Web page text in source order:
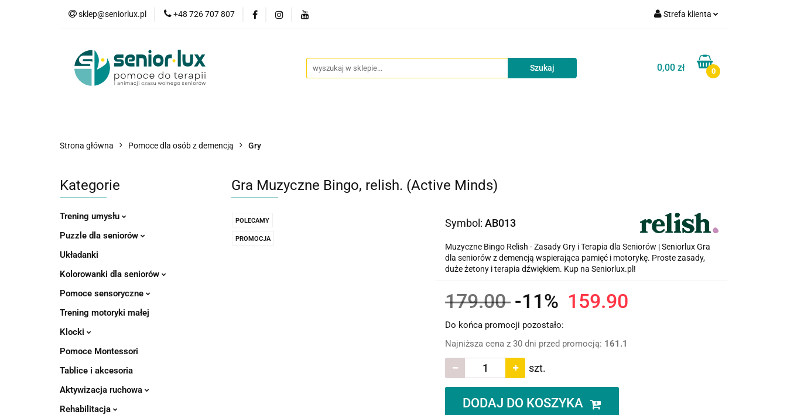
sklep@seniorlux.pl +48 726 707 807 Strefa klienta
Zarejestruj się
Dodaj zgłoszenie
0,00 zł 0
Promocje Nowości
Strona główna Pomoce dla osób z demencją Gry
Kategorie
Trening umysłu
Puzzle dla seniorów
Układanki
Kolorowanki dla seniorów
Pomoce sensoryczne
Trening motoryki małej
Klocki
Pomoce Montessori
Tablice i akcesoria
Aktywizacja ruchowa
Rehabilitacja
Gra Muzyczne Bingo, relish. (Active Minds)
POLECAMY
PROMOCJA
Symbol:AB013
Muzyczne Bingo Relish - Zasady Gry i Terapia dla Seniorów | Seniorlux Gra
dla seniorów z demencją wspierająca pamięć i motorykę. Proste zasady,
duże żetony i terapia dźwiękiem. Kup na Seniorlux.pl!
179.00 -11% 159.90
Do końca promocji pozostało:
Najniższa cena z 30 dni przed promocją: 161.1
szt.
DODAJ DO KOSZYKA